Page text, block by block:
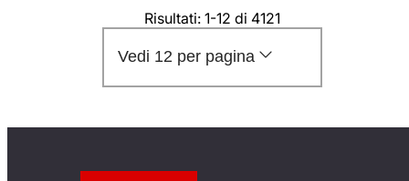
Risultati: 1-12 di 4121
Vedi 12 per pagina